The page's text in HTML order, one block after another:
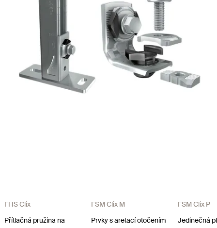
FHS Clix
Přítlačná pružina na
FSM Clix M
Prvky s aretací otočením
FSM Clix P
Jedinečná